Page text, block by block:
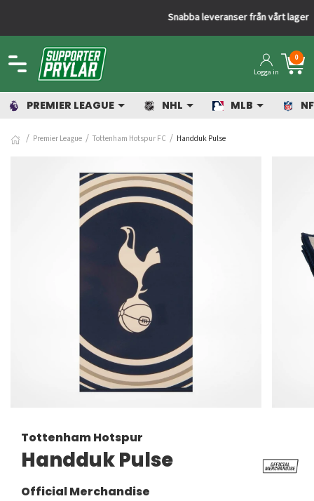
Snabba leveranser från vårt lager
Logga in
0
PREMIER LEAGUE NHL MLB
Premier League Tottenham Hotspur FC Handduk Pulse
Tottenham Hotspur
Handduk Pulse
Official Merchandise